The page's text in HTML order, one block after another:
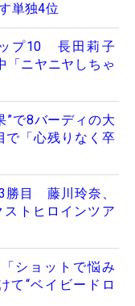
単独4位
プ10 長田莉子
「ニヤニヤしちゃ
”で8バーディの大
「心残りなく卒
勝目 藤川玲奈、
トヒロインツア
ショットで悩み
“ベイビードロ